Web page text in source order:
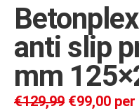
anti slip
mm
€129,99 €99,00 per